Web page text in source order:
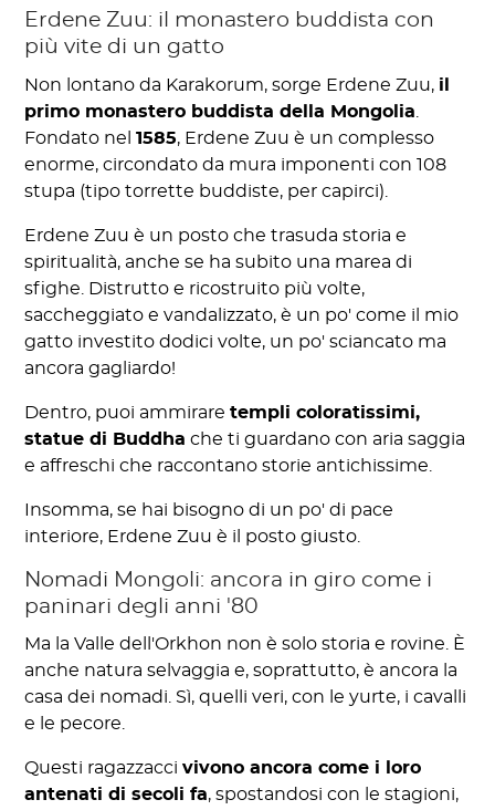
Erdene Zuu: il monastero buddista con
più vite di un gatto
Non lontano da Karakorum, sorge Erdene Zuu, il
primo monastero buddista della Mongolia
Fondato nel1585, Erdene Zuu è un complesso
enorme, circondato da mura imponenti con 108
stupa (tipo torrette buddiste, per capirci).
Erdene Zuu è un posto che trasuda storia e
spiritualità, anche se ha subito una marea di
sfighe. Distrutto e ricostruito più volte,
saccheggiato e vandalizzato, è un po' come il mio
gatto investito dodici volte, un po' sciancato ma
ancora gagliardo!
Dentro, puoi ammiraretempli coloratissimi,
statue di Buddha che ti guardano con aria saggia
e affreschi che raccontano storie antichissime.
Insomma, se hai bisogno di un po' di pace
interiore, Erdene Zuu è il posto giusto.
Nomadi Mongoli: ancora in giro come i
paninari degli anni '80
Ma la Valle dell'Orkhon non è solo storia e rovine. È
anche natura selvaggia e, soprattutto, è ancora la
casa dei nomadi. Sì, quelli veri, con le yurte, i cavalli
e le pecore.
Questi ragazzaccivivono ancora come i loro
antenati di secoli fa, spostandosi con le stagioni,